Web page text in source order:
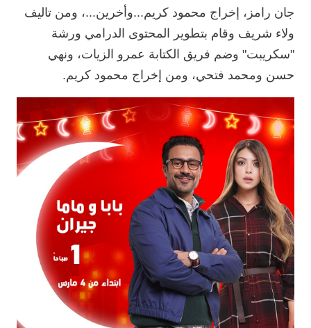
جان رامز، إخراج محمود كريم...وأخرين...، ومن تاليف
ولاء شريف وقام بتطوير المحتوى الدرامي ورشة
"سكريبت" وضم فريق الكتابة عمرو الزيات، ونهي
حسن ومحمد فتحي، ومن إخراج محمود كريم.